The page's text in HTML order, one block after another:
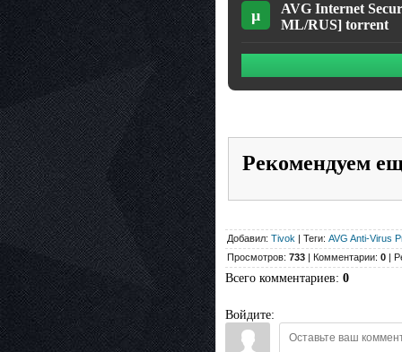
µ
AVG Internet
ML/RUS] torrent
Рекомендуем
Добавил: Tivok | Теги: AVG Anti-Virus
Просмотров: 733 | Комментарии: 0 |
Всего комментариев: 0
Войдите: